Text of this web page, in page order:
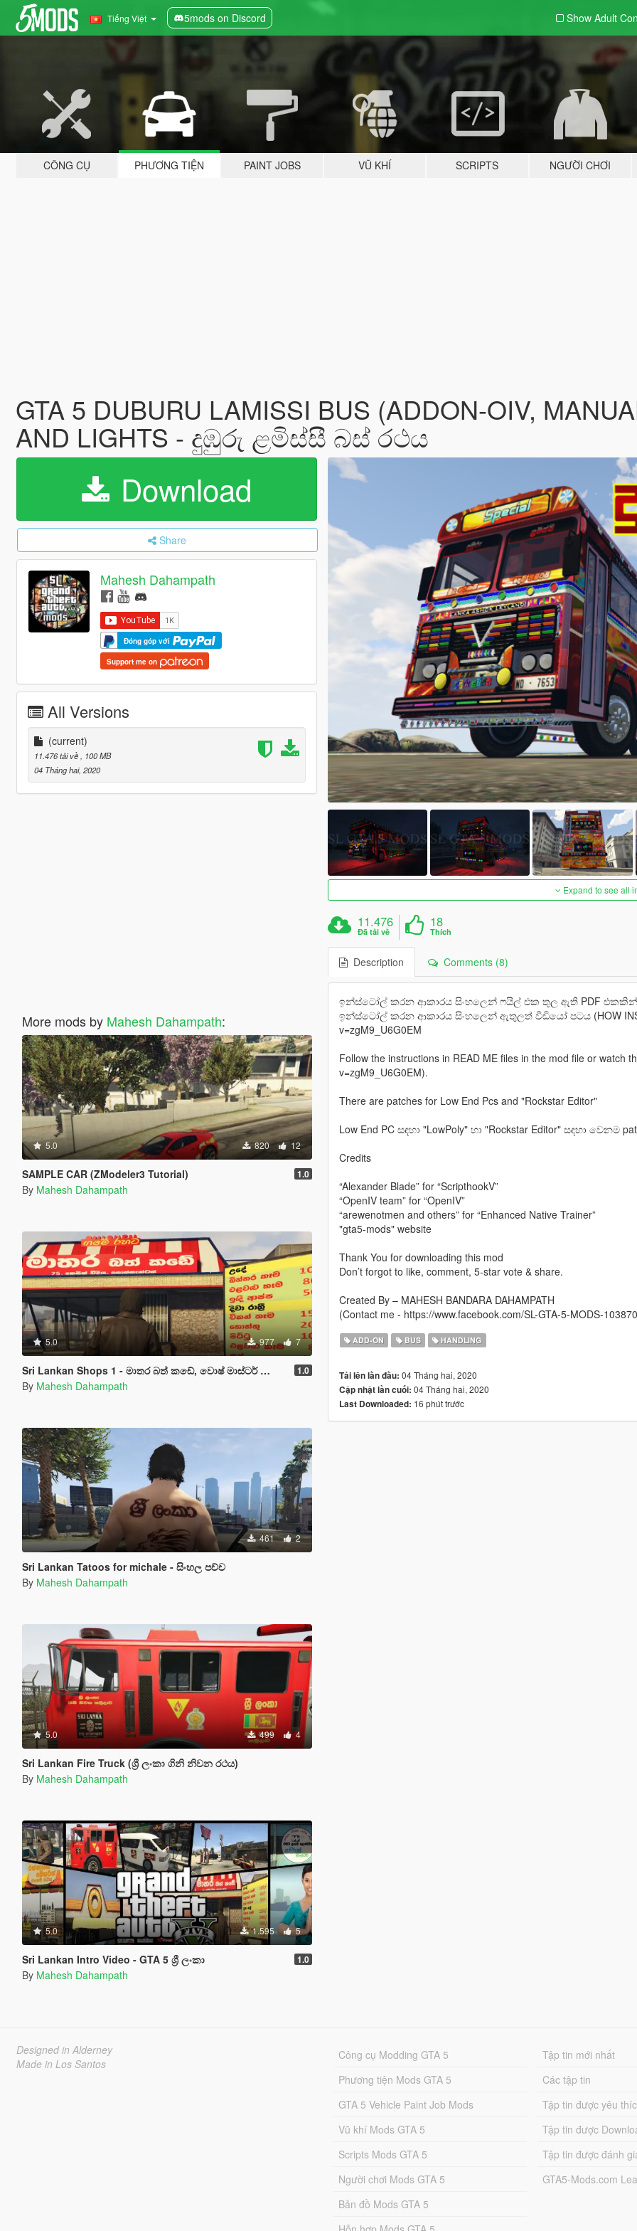
Tiếng Việt 5mods on Discord Show Adult
CÔNG CỤ PHƯƠNG TIỆN PAINT JOBS VŨ KHÍ SCRIPTS NGƯỜI CHƠI
GTA 5 DUBURU LAMISSI BUS (ADDON-OIV,
AND LIGHTS - දුඹුරු ළමිස්සී බස් රථය
Download
Share
Mahesh Dahampath
Đóng góp với
Support me on
All Versions
(current)
11.476 tải về
, 100 MB
04 Tháng hai, 2020
More mods by Mahesh Dahampath:
5.0 820 12
SAMPLE CAR (ZModeler3 Tutorial) 1.0
By Mahesh Dahampath
5.0 977 7
Sri Lankan Shops 1 - මාතර බත් කඩේ, වොෂ් මාස්ටර් ලොන්ඩ්‍රිය හා ගාමිණී හෝටලය 1.0
By Mahesh Dahampath
461 2
Sri Lankan Tatoos for michale - සිංහල පච්ච
By Mahesh Dahampath
5.0 499 4
Sri Lankan Fire Truck (ශ්‍රී ලංකා ගිනි නිවන රථය)
By Mahesh Dahampath
5.0 1.595 5
Sri Lankan Intro Video - GTA 5 ශ්‍රී ලංකා 1.0
By Mahesh Dahampath
Expand to see all
11.476
Đã tải về
18
Thích
Description Comments (8)
ඉන්ස්ටෝල් කරන ආකාරය සිංහලෙන් ෆයිල් එක තුල ඇති PDF එකකින්
ඉන්ස්ටෝල් කරන ආකාරය සිංහලෙන් ඇතුලත් වීඩියෝ පටය (HOW
v=zgM9_U6G0EM
Follow the instructions in READ ME files in the mod file or watch
v=zgM9_U6G0EM).
There are patches for Low End Pcs and "Rockstar Editor"
Low End PC සඳහා "LowPoly" හා "Rockstar Editor" සඳහා වෙනම
Credits
“Alexander Blade” for “ScripthookV”
“OpenIV team” for “OpenIV”
“arewenotmen and others” for “Enhanced Native Trainer”
"gta5-mods" website
Thank You for downloading this mod
Don’t forgot to like, comment, 5-star vote & share.
Created By – MAHESH BANDARA DAHAMPATH
(Contact me - https://www.facebook.com/SL-GTA-5-MODS-
ADD-ON BUS HANDLING
Tải lên lần đầu: 04 Tháng hai, 2020
Cập nhật lần cuối: 04 Tháng hai, 2020
Last Downloaded: 16 phút trước
Designed in Alderney
Made in Los Santos
Công cụ Modding GTA 5
Phương tiện Mods GTA 5
GTA 5 Vehicle Paint Job Mods
Vũ khí Mods GTA 5
Scripts Mods GTA 5
Người chơi Mods GTA 5
Bản đồ Mods GTA 5
Tập tin mới nhất
Các tập tin
Tập tin được yêu
Tập tin được
Tập tin được đánh
GTA5-Mods.com